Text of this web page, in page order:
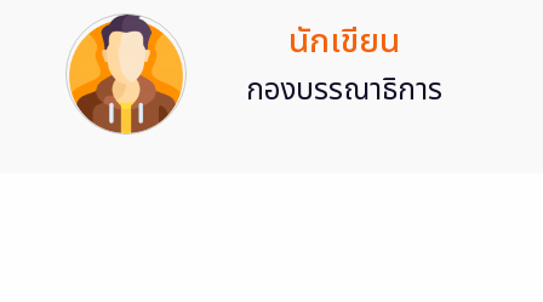
นักเขียน
กองบรรณาธิการ